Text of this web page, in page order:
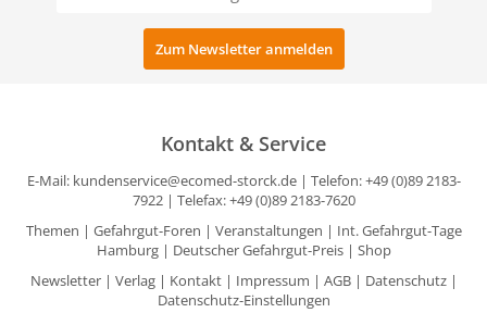
Kontakt & Service
E-Mail: kundenservice@ecomed-storck.de| Telefon: +49 (0)89 2183-
7922 | Telefax: +49 (0)89 2183-7620
Themen | Gefahrgut-Foren | Veranstaltungen | Int. Gefahrgut-Tage
Hamburg| Deutscher Gefahrgut-Preis| Shop
Newsletter| Verlag| Kontakt| Impressum | AGB| Datenschutz|
Datenschutz-Einstellungen